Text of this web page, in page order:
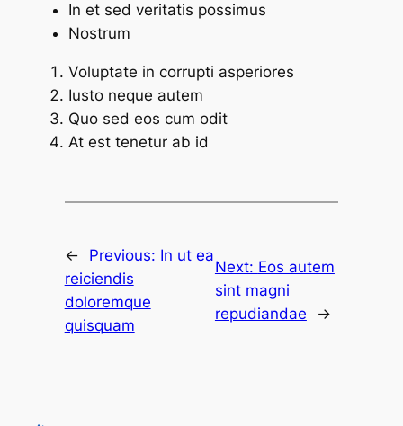
In et sed veritatis possimus
Nostrum
Voluptate in corrupti asperiores
Iusto neque autem
Quo sed eos cum odit
At est tenetur ab id
← Previous: In ut ea
reiciendis
doloremque
quisquam
Next: Eos autem
sint magni
repudiandae
→